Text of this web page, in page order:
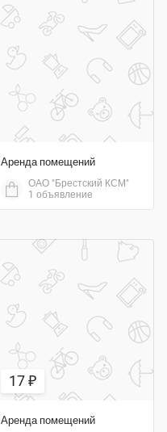
Аренда помещений
ОАО "Брестский КСМ"
1 объявление
17 ₽
Аренда помещений